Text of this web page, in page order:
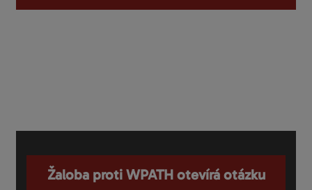
Žaloba proti WPATH otevírá otázku